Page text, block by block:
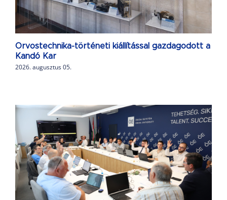
Orvostechnika-történeti kiállítással gazdagodott a
Kandó Kar
2026. augusztus 05.